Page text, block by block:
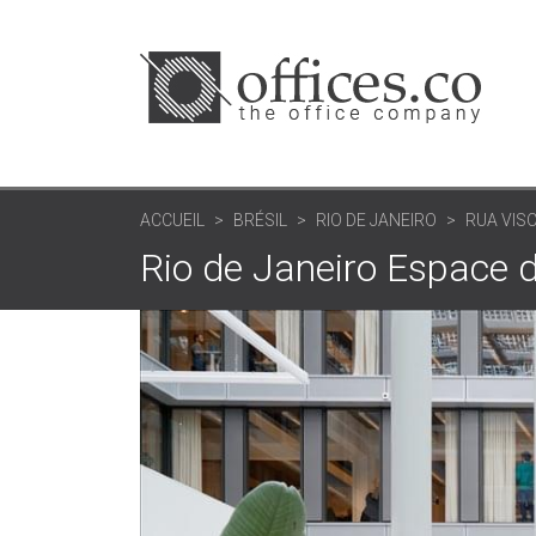
ACCUEIL BRÉSIL RIO DE JANEIRO RUA
Rio de Janeiro Espace